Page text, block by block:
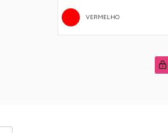
VERMELHO